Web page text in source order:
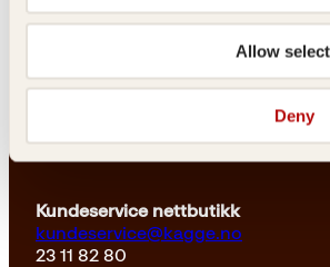
Allow
Deny
Kundeservice nettbutikk
kundeservice@kagge.no
23 11 82 80